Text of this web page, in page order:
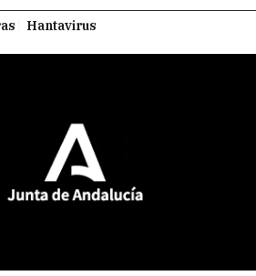
Hantavirus